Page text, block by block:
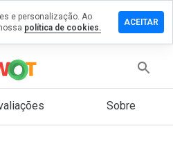
Sobre
e personalização. Ao
política de cookies.
ACEITAR